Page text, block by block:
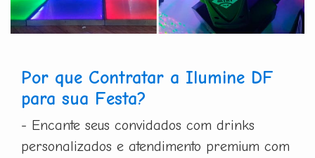
Por que Contratar a Ilumine DF
para sua Festa?
- Encante seus convidados com drinks
personalizados e atendimento premium com